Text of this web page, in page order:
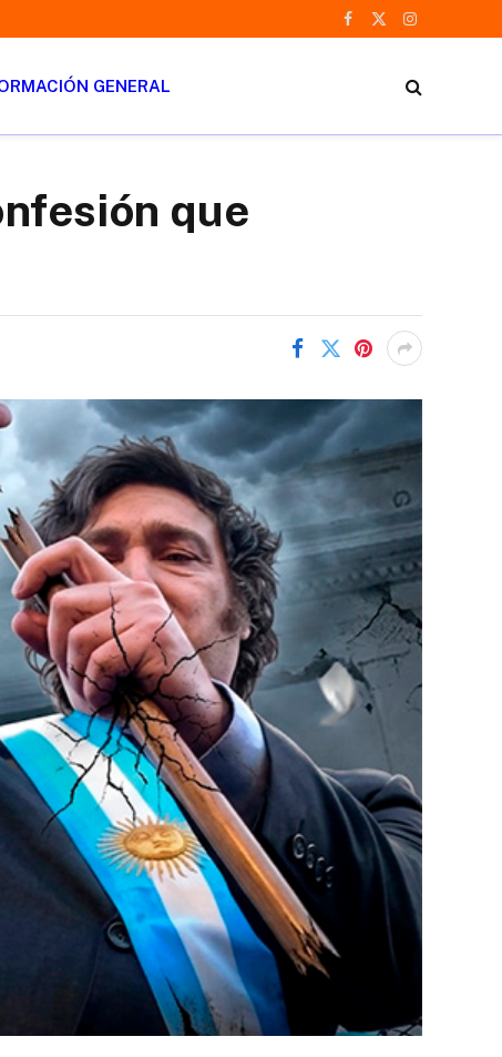
Facebook
X
Instagram
GENERAL
que